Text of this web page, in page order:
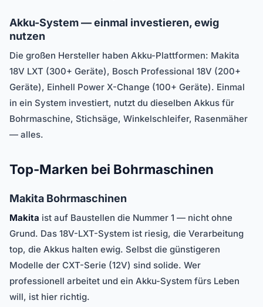
Akku-System — einmal investieren, ewig
nutzen
Die großen Hersteller haben Akku-Plattformen: Makita
18V LXT (300+ Geräte), Bosch Professional 18V (200+
Geräte), Einhell Power X-Change (100+ Geräte). Einmal
in ein System investiert, nutzt du dieselben Akkus für
Bohrmaschine, Stichsäge, Winkelschleifer, Rasenmäher
— alles.
Top-Marken bei Bohrmaschinen
Makita Bohrmaschinen
Makita ist auf Baustellen die Nummer 1 — nicht ohne
Grund. Das 18V-LXT-System ist riesig, die Verarbeitung
top, die Akkus halten ewig. Selbst die günstigeren
Modelle der CXT-Serie (12V) sind solide. Wer
professionell arbeitet und ein Akku-System fürs Leben
will, ist hier richtig.